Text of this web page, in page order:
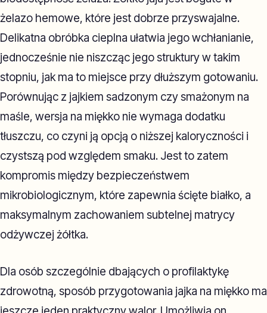
żelazo hemowe, które jest dobrze przyswajalne.
Delikatna obróbka cieplna ułatwia jego wchłanianie,
jednocześnie nie niszcząc jego struktury w takim
stopniu, jak ma to miejsce przy dłuższym gotowaniu.
Porównując z jajkiem sadzonym czy smażonym na
maśle, wersja na miękko nie wymaga dodatku
tłuszczu, co czyni ją opcją o niższej kaloryczności i
czystszą pod względem smaku. Jest to zatem
kompromis między bezpieczeństwem
mikrobiologicznym, które zapewnia ścięte białko, a
maksymalnym zachowaniem subtelnej matrycy
odżywczej żółtka.
Dla osób szczególnie dbających o profilaktykę
zdrowotną, sposób przygotowania jajka na miękko ma